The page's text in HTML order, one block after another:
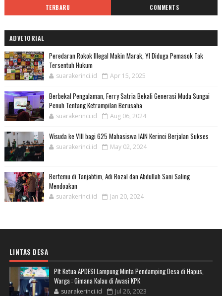
TERBARU COMMENTS
ADVETORIAL
Peredaran Rokok Illegal Makin Marak, YI Diduga Pemasok Tak
Tersentuh Hukum
suarakerinci.id Apr 15, 2025
Berbekal Pengalaman, Ferry Satria Bekali Generasi Muda Sungai
Penuh Tentang Ketrampilan Berusaha
suarakerinci.id Aug 06, 2024
Wisuda ke VIII bagi 625 Mahasiswa IAIN Kerinci Berjalan Sukses
suarakerinci.id May 02, 2024
Bertemu di Tanjabtim, Adi Rozal dan Abdullah Sani Saling
Mendoakan
suarakerinci.id Jan 20, 2024
LINTAS DESA
Plt Ketua APDESI Lampung Minta Pendamping Desa di Hapus,
Warga : Gimana Kalau di Awasi KPK
suarakerinci.id Jul 26, 2023